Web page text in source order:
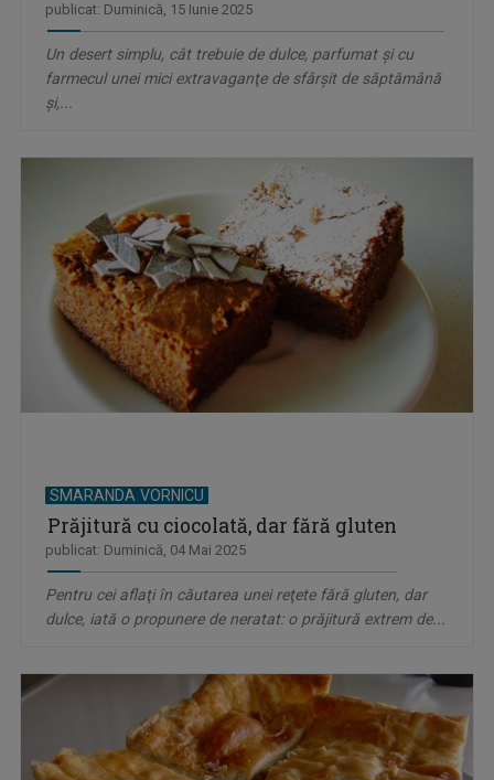
publicat: Duminică, 15 Iunie 2025
Un desert simplu, cât trebuie de dulce, parfumat şi cu
farmecul unei mici extravaganţe de sfârşit de săptămână
şi,...
SMARANDA VORNICU
Prăjitură cu ciocolată, dar fără gluten
publicat: Duminică, 04 Mai 2025
Pentru cei aflaţi în căutarea unei reţete fără gluten, dar
dulce, iată o propunere de neratat: o prăjitură extrem de...